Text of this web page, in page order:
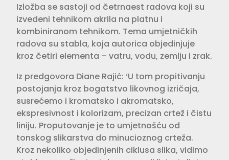
Izložba se sastoji od četrnaest radova koji su
izvedeni tehnikom akrila na platnu i
kombiniranom tehnikom. Tema umjetničkih
radova su stabla, koja autorica objedinjuje
kroz četiri elementa – vatru, vodu, zemlju i zrak.
Iz predgovora Diane Rajić: ‘U tom propitivanju
postojanja kroz bogatstvo likovnog izričaja,
susrećemo i kromatsko i akromatsko,
ekspresivnost i kolorizam, precizan crtež i čistu
liniju. Proputovanje je to umjetnošću od
tonskog slikarstva do minucioznog crteža.
Kroz nekoliko objedinjenih ciklusa slika, vidimo